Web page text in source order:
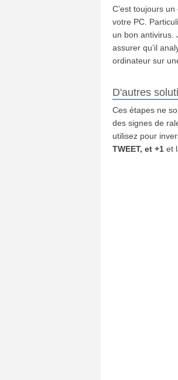
C’est toujours
votre PC.
un bon antivirus.
assurer qu’il
ordinateur sur
D'autres
Ces étapes ne
des signes de
utilisez pour
TWEET, et +1 et